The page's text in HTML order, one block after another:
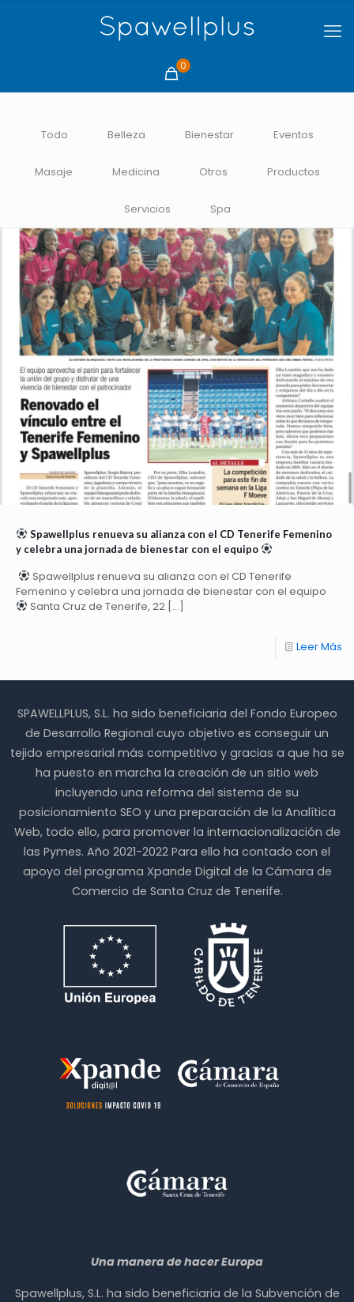
0
Todo Belleza Bienestar Eventos
Masaje Medicina Otros Productos
Servicios Spa
Spawellplus renueva su alianza con el CD Tenerife Femenino
y celebra una jornada de bienestar con el equipo
Spawellplus renueva su alianza con el CD Tenerife
Femenino y celebra una jornada de bienestar con el equipo
Santa Cruz de Tenerife, 22[…]
Leer Más
SPAWELLPLUS, S.L. ha sido beneficiaria del Fondo Europeo
de Desarrollo Regional cuyo objetivo es conseguir un
tejido empresarial más competitivo y gracias a que ha se
ha puesto en marcha la creación de un sitio web
incluyendo una reforma del sistema de su
posicionamiento SEO y una preparación de la Analítica
Web, todo ello, para promover la internacionalización de
las Pymes. Año 2021-2022 Para ello ha contado con el
apoyo del programa Xpande Digital de la Cámara de
Comercio de Santa Cruz de Tenerife.
Una manera de hacer Europa
Spawellplus, S.L. ha sido beneficiaria de la Subvención de